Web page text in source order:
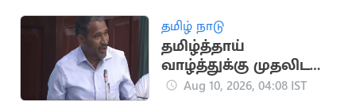
ஆதரவு
தமிழ் நாடு
தமிழ்த்தாய்
வாழ்த்துக்கு முதலிடம்
வழங்கும் தீர்மானம்:
Aug 10, 2026, 04:08 IST